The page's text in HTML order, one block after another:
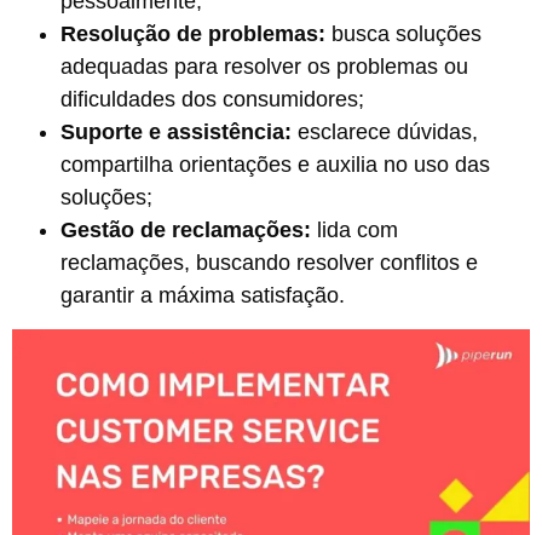
Resolução de problemas: busca soluções
adequadas para resolver os problemas ou
dificuldades dos consumidores;
Suporte e assistência: esclarece dúvidas,
compartilha orientações e auxilia no uso das
soluções;
Gestão de reclamações: lida com
reclamações, buscando resolver conflitos e
garantir a máxima satisfação.